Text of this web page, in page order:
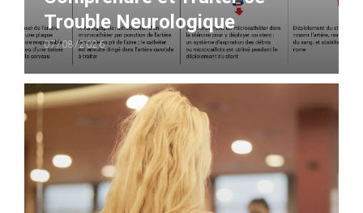
Trouble Neurologique
07/08/2026